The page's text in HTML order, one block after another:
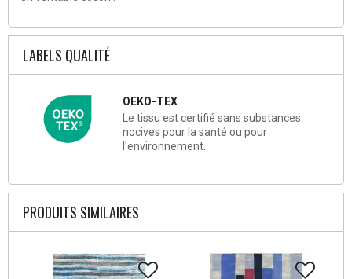
LABELS QUALITÉ
OEKO-TEX
Le tissu est certifié sans substances
nocives pour la santé ou pour
l'environnement.
PRODUITS SIMILAIRES